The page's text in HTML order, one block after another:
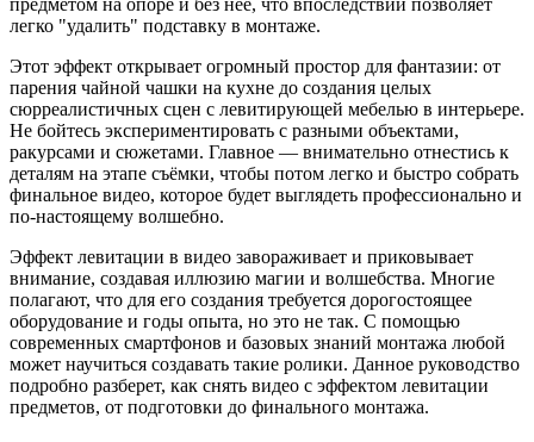
легко "удалить" подставку в монтаже.
Этот эффект открывает огромный простор для фантазии: от
парения чайной чашки на кухне до создания целых
сюрреалистичных сцен с левитирующей мебелью в интерьере.
Не бойтесь экспериментировать с разными объектами,
ракурсами и сюжетами. Главное — внимательно отнестись к
деталям на этапе съёмки, чтобы потом легко и быстро собрать
финальное видео, которое будет выглядеть профессионально и
по-настоящему волшебно.
Эффект левитации в видео завораживает и приковывает
внимание, создавая иллюзию магии и волшебства. Многие
полагают, что для его создания требуется дорогостоящее
оборудование и годы опыта, но это не так. С помощью
современных смартфонов и базовых знаний монтажа любой
может научиться создавать такие ролики. Данное руководство
подробно разберет, как снять видео с эффектом левитации
предметов, от подготовки до финального монтажа.